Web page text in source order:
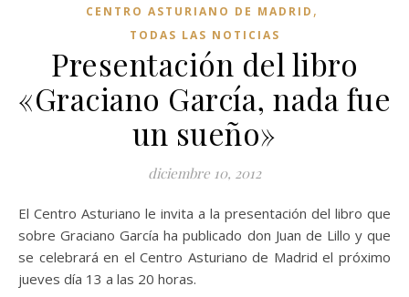
CENTRO ASTURIANO DE MADRID ,
TODAS LAS NOTICIAS
Presentación del libro
«Graciano García, nada fue
un sueño»
diciembre 10, 2012
El Centro Asturiano le invita a la presentación del libro que
sobre Graciano García ha publicado don Juan de Lillo y que
se celebrará en el Centro Asturiano de Madrid el próximo
jueves día 13 a las 20 horas.